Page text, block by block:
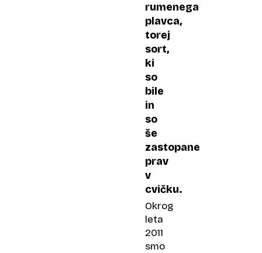
rumenega
plavca,
torej
sort,
ki
so
bile
in
so
še
zastopane
prav
v
cvičku.
Okrog
leta
2011
smo